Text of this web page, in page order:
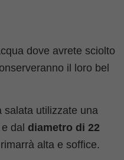
dove avrete sciolto
il loro bel
salata utilizzate una
dal diametro di 22
alta e soffice.